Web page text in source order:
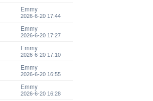
Emmy
2026-6-20 17:44
Emmy
2026-6-20 17:27
Emmy
2026-6-20 17:10
Emmy
2026-6-20 16:55
Emmy
2026-6-20 16:28